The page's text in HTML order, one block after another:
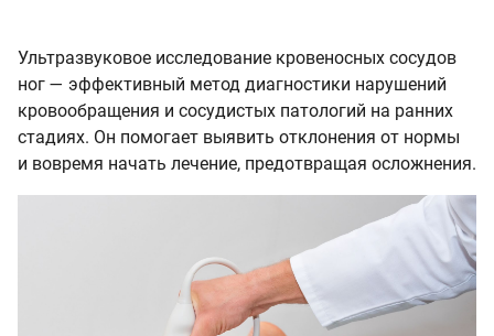
Ультразвуковое исследование кровеносных сосудов
ног — эффективный метод диагностики нарушений
кровообращения и сосудистых патологий на ранних
стадиях. Он помогает выявить отклонения от нормы
и вовремя начать лечение, предотвращая осложнения.